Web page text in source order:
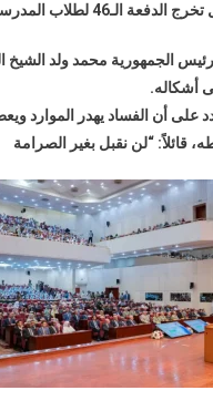
الـ46 لطلاب المدرسة الوطنية للإدارة والصحافة والقضاء.
رئيس الجمهورية محمد ولد الشيخ
أشكاله.
على أن الفساد يهدر الموارد
قائلاً: “لن نقبل بغير الصرامة